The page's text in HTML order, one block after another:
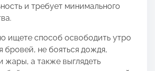
и требует минимального
ищете способ освободить утро
бровей, не бояться дождя,
жары, а также выглядеть